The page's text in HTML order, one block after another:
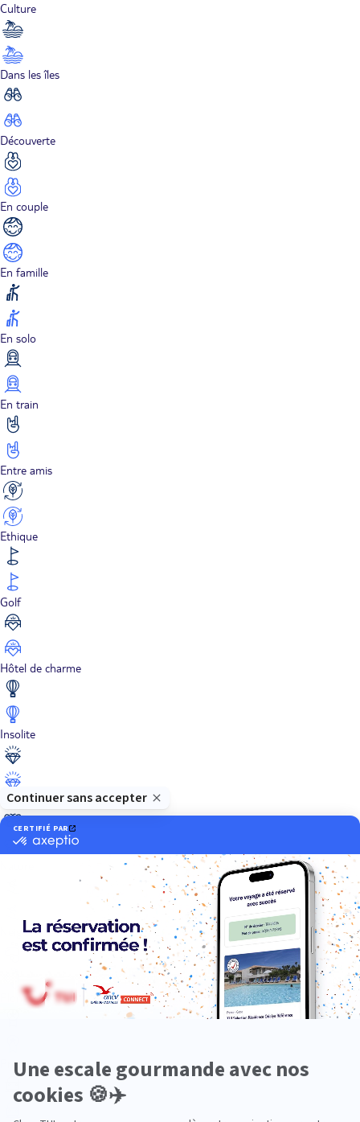
Culture
Dans les îles
Découverte
En couple
En famille
En solo
En train
Entre amis
Ethique
Golf
Hôtel de charme
Insolite
Luxe
Neige
Plongée
Premium